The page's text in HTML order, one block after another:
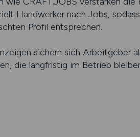
Handwerker nach Jobs,
Profil entsprechen.
sichern sich Arbeitgeber
die langfristig im Betrieb